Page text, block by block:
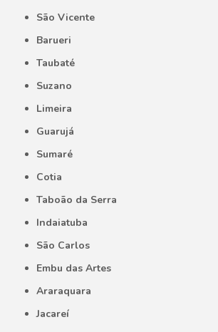
São Vicente
Barueri
Taubaté
Suzano
Limeira
Guarujá
Sumaré
Cotia
Taboão da Serra
Indaiatuba
São Carlos
Embu das Artes
Araraquara
Jacareí